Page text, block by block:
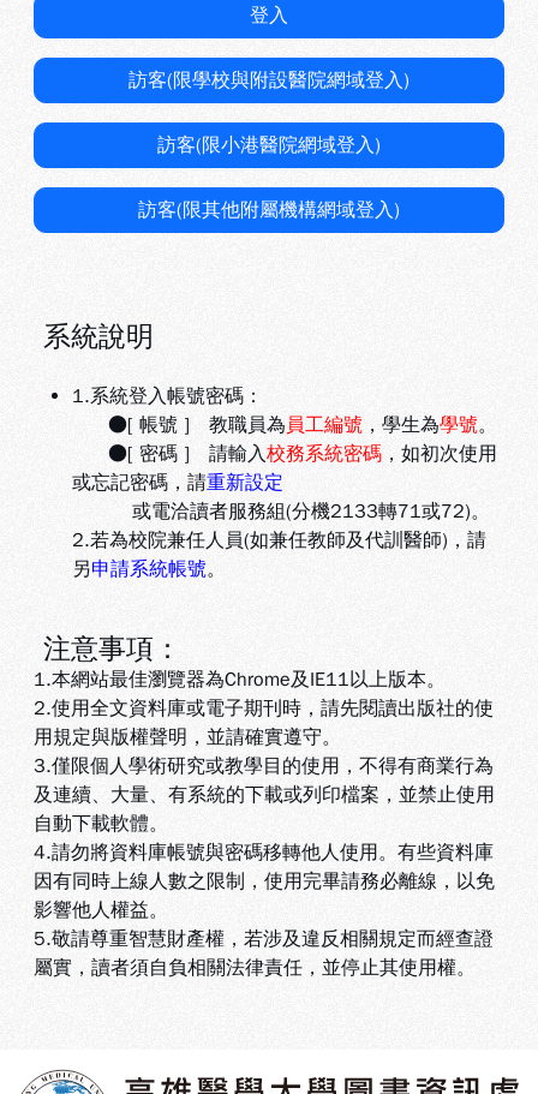
登入
訪客(限學校與附設醫院網域登入)
訪客(限小港醫院網域登入)
訪客(限其他附屬機構網域登入)
系統說明
1.系統登入帳號密碼：
●[ 帳號 ] 教職員為 員工編號 ，學生為學號。
●[ 密碼 ] 請輸入校務系統密碼 ，如初次使用
或忘記密碼，請重新設定
或電洽讀者服務組(分機2133轉71或72)。
2.若為校院兼任人員(如兼任教師及代訓醫師)，請
另申請系統帳號。
注意事項：
1.本網站最佳瀏覽器為Chrome及IE11以上版本。
2.使用全文資料庫或電子期刊時，請先閱讀出版社的使
用規定與版權聲明，並請確實遵守。
3.僅限個人學術研究或教學目的使用，不得有商業行為
及連續、大量、有系統的下載或列印檔案，並禁止使用
自動下載軟體。
4.請勿將資料庫帳號與密碼移轉他人使用。有些資料庫
因有同時上線人數之限制，使用完畢請務必離線，以免
影響他人權益。
5.敬請尊重智慧財產權，若涉及違反相關規定而經查證
屬實，讀者須自負相關法律責任，並停止其使用權。